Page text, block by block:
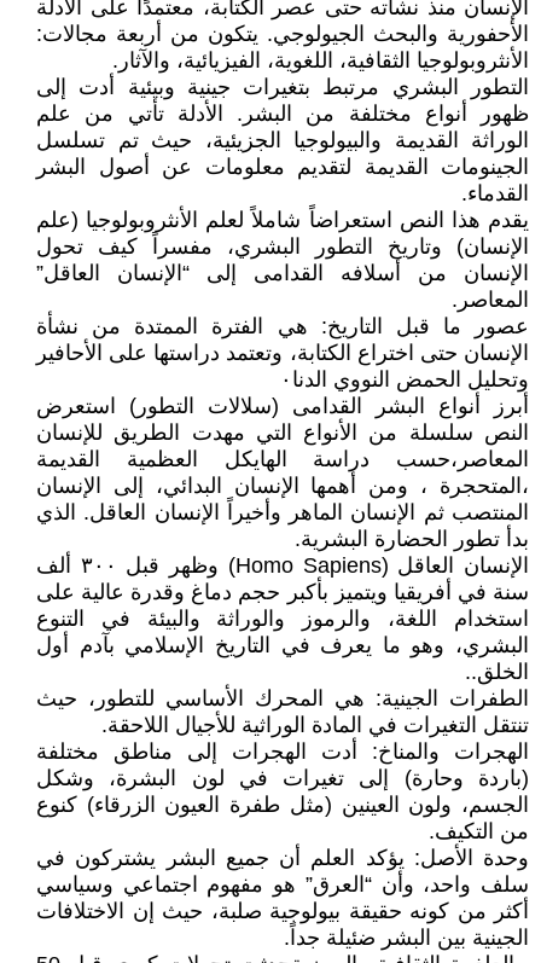
الإنسان منذ نشأته حتى عصر الكتابة، معتمدًا على الأدلة
الأحفورية والبحث الجيولوجي. يتكون من أربعة مجالات:
الأنثروبولوجيا الثقافية، اللغوية، الفيزيائية، والآثار.
التطور البشري مرتبط بتغيرات جينية وبيئية أدت إلى
ظهور أنواع مختلفة من البشر. الأدلة تأتي من علم
الوراثة القديمة والبيولوجيا الجزيئية، حيث تم تسلسل
الجينومات القديمة لتقديم معلومات عن أصول البشر
القدماء.
يقدم هذا النص استعراضاً شاملاً لعلم الأنثروبولوجيا (علم
الإنسان) وتاريخ التطور البشري، مفسراً كيف تحول
الإنسان من أسلافه القدامى إلى “الإنسان العاقل”
المعاصر.
عصور ما قبل التاريخ: هي الفترة الممتدة من نشأة
الإنسان حتى اختراع الكتابة، وتعتمد دراستها على الأحافير
وتحليل الحمض النووي الدنا٠
أبرز أنواع البشر القدامى (سلالات التطور) استعرض
النص سلسلة من الأنواع التي مهدت الطريق للإنسان
المعاصر،حسب دراسة الهايكل العظمية القديمة
،المتحجرة ، ومن أهمها الإنسان البدائي، إلى الإنسان
المنتصب ثم الإنسان الماهر وأخيراً الإنسان العاقل. الذي
بدأ تطور الحضارة البشرية.
الإنسان العاقل (Homo Sapiens) وظهر قبل ٣٠٠ ألف
سنة في أفريقيا ويتميز بأكبر حجم دماغ وقدرة عالية على
استخدام اللغة، والرموز والوراثة والبيئة في التنوع
البشري، وهو ما يعرف في التاريخ الإسلامي بآدم أول
الخلق..
الطفرات الجينية: هي المحرك الأساسي للتطور، حيث
تنتقل التغيرات في المادة الوراثية للأجيال اللاحقة.
الهجرات والمناخ: أدت الهجرات إلى مناطق مختلفة
(باردة وحارة) إلى تغيرات في لون البشرة، وشكل
الجسم، ولون العينين (مثل طفرة العيون الزرقاء) كنوع
من التكيف.
وحدة الأصل: يؤكد العلم أن جميع البشر يشتركون في
سلف واحد، وأن “العرق” هو مفهوم اجتماعي وسياسي
أكثر من كونه حقيقة بيولوجية صلبة، حيث إن الاختلافات
الجينية بين البشر ضئيلة جداً.